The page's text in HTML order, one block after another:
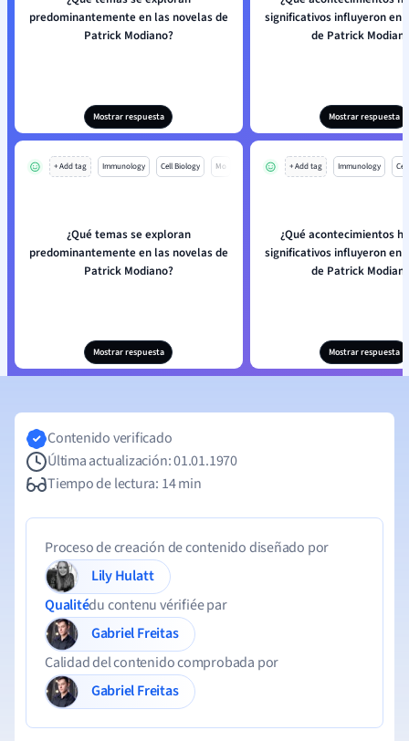
predominantemente en las novelas de
Patrick Modiano?
Mostrar respuesta
significativos influyeron en
de Patrick
Mostrar respuesta
+ Add tag Immunology Cell Biology Mo
¿Qué temas se exploran
predominantemente en las novelas de
Patrick Modiano?
Mostrar respuesta
+ Add tag Immunology
¿Qué acontecimientos
significativos influyeron en
de Patrick
Mostrar respuesta
Contenido verificado
Última actualización: 01.01.1970
Tiempo de lectura: 14 min
Proceso de creación de contenido diseñado por
Lily Hulatt
Qualitédu contenu vérifiée par
Gabriel Freitas
Calidad del contenido comprobada por
Gabriel Freitas